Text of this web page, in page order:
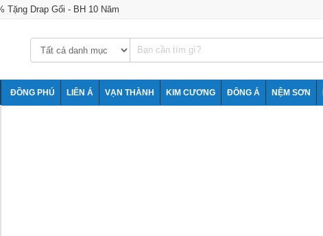
Tặng Drap Gối - BH 10 Năm
ĐỒNG PHÚ LIÊN Á VẠN THÀNH KIM CƯƠNG ĐÔNG Á NỆM SƠN